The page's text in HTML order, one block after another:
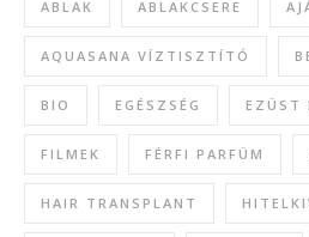
ABLAK ABLAKCSERE
AQUASANA VÍZTISZTÍTÓ
BIO EGÉSZSÉG EZÜST
FILMEK FÉRFI PARFÜM
HAIR TRANSPLANT